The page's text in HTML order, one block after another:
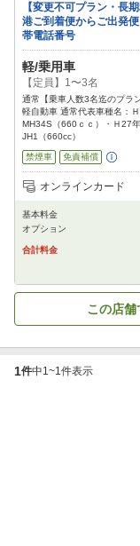
【変更不可プラン・長
港ご到着便からご出発
帯電話番号
軽/乗用車
【定員】1〜3名
通常【乗車人数3名迄のプラ
軽自動車 通常代表車種名：
MH34S（660ｃｃ）・Ｈ27
JH1（660cc）
禁煙車 免責補償
追加可能オプション
（次画
オンラインカード
基本料金
オプション
合計料金
この店
1件中1~1件表示